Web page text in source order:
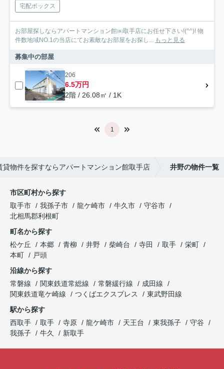
宅配ボックス
お部屋探しならアパートマンション館㈱取手店にお任せ下さい!(^^)! 物
件数地域NO.1の当店にてお素敵なお部屋をお探し... もっと見る
募集中の部屋
206
6.5万円
2階 / 26.08㎡ / 1K
1
貸物件を探すならアパートマンション館取手店 井野の物件一覧
市区町村から探す
取手市
我孫子市 龍ケ崎市 牛久市
守谷市
北相馬郡利根町
町名から探す
松ケ丘
本郷 青柳 井野 柴崎台 寺田 取手
栄町
本町
戸頭
沿線から探す
常磐線
関東鉄道常総線 常磐緩行線
成田線
関東鉄道竜ケ崎線
つくばエクスプレス
東武野田線
駅から探す
西取手
取手 寺原 龍ケ崎市 天王台 東我孫子
守谷
我孫子
牛久 新取手